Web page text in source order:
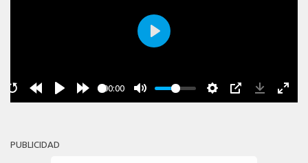
00:00
Play
PUBLICIDAD